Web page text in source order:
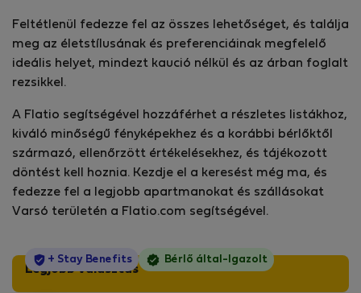
Feltétlenül fedezze fel az összes lehetőséget, és találja
meg az életstílusának és preferenciáinak megfelelő
ideális helyet, mindezt kaució nélkül és az árban foglalt
rezsikkel.
A Flatio segítségével hozzáférhet a részletes listákhoz,
kiváló minőségű fényképekhez és a korábbi bérlőktől
származó, ellenőrzött értékelésekhez, és tájékozott
döntést kell hoznia. Kezdje el a keresést még ma, és
fedezze fel a legjobb apartmanokat és szállásokat
Varsó területén a Flatio.com segítségével.
Legjobb választás
StayProtection
+ Stay Benefits Bérlő által-Igazolt